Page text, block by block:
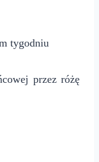
tygodniu
przez różę